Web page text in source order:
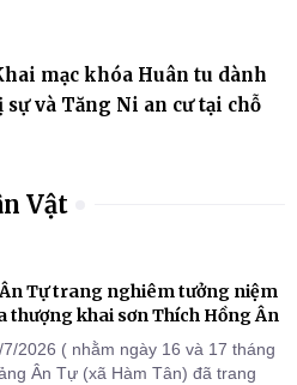
mạc khóa Huân tu dành
sự và Tăng Ni an cư tại chỗ
Vật
Tự trang nghiêm tưởng niệm
thượng khai sơn Thích Hồng Ân
2026 ( nhằm ngày 16 và 17 tháng
Ân Tự (xã Hàm Tân) đã trang